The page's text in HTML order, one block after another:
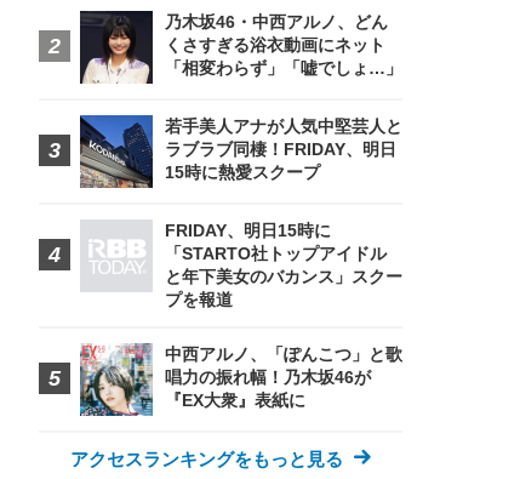
乃木坂46・中西アルノ、どん
くさすぎる浴衣動画にネット
「相変わらず」「嘘でしょ…」
若手美人アナが人気中堅芸人と
ラブラブ同棲！FRIDAY、明日
15時に熱愛スクープ
FRIDAY、明日15時に
「STARTO社トップアイドル
と年下美女のバカンス」スクー
プを報道
中西アルノ、「ぽんこつ」と歌
唱力の振れ幅！乃木坂46が
『EX大衆』表紙に
アクセスランキングをもっと見る